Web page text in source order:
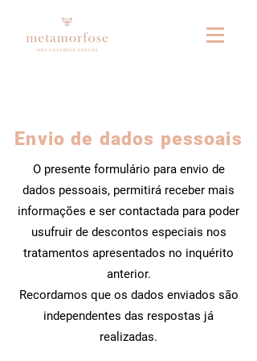
Envio de dados pessoais
O presente formulário para envio de
dados pessoais, permitirá receber mais
informações e ser contactada para poder
usufruir de descontos especiais nos
tratamentos apresentados no inquérito
anterior.
Recordamos que os dados enviados são
independentes das respostas já
realizadas.